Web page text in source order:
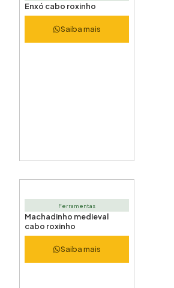
Enxó cabo roxinho
Saiba mais
Ferramentas
Machadinho medieval
cabo roxinho
Saiba mais